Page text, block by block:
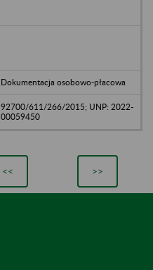
Dokumentacja osobowo-płacowa
92700/611/266/2015; UNP: 2022-
00059450
<< >>